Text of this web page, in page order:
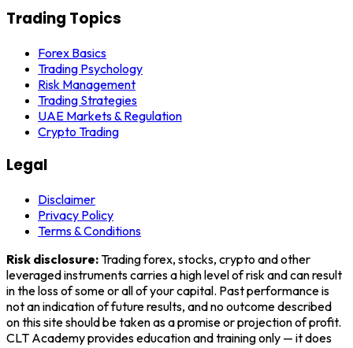
Trading Topics
Forex Basics
Trading Psychology
Risk Management
Trading Strategies
UAE Markets & Regulation
Crypto Trading
Legal
Disclaimer
Privacy Policy
Terms & Conditions
Risk disclosure:Trading forex, stocks, crypto and other
leveraged instruments carries a high level of risk and can result
in the loss of some or all of your capital. Past performance is
not an indication of future results, and no outcome described
on this site should be taken as a promise or projection of profit.
CLT Academyprovides education and training only — it does